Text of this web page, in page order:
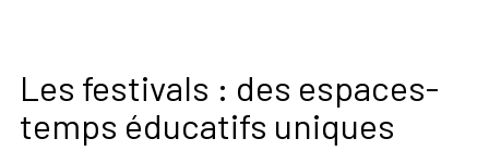
Les festivals : des espaces-
temps éducatifs uniques